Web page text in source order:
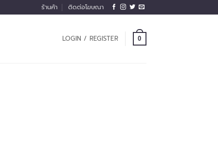
ร้านค้า ติดต่อโฆษณา
LOGIN / REGISTER 0